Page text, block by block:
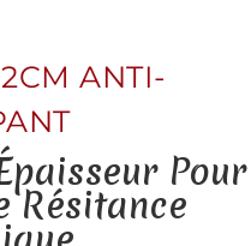
ANTI-
Pour
Résitance